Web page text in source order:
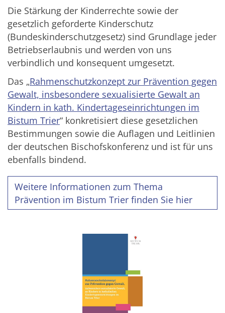
Die Stärkung der Kinderrechte sowie der
gesetzlich geforderte Kinderschutz
(Bundeskinderschutzgesetz) sind Grundlage jeder
Betriebserlaubnis und werden von uns
verbindlich und konsequent umgesetzt.
Das „Rahmenschutzkonzept zur Prävention gegen
Gewalt, insbesondere sexualisierte Gewalt an
Kindern in kath. Kindertageseinrichtungen im
Bistum Trier“ konkretisiert diese gesetzlichen
Bestimmungen sowie die Auflagen und Leitlinien
der deutschen Bischofskonferenz und ist für uns
ebenfalls bindend.
Weitere Informationen zum Thema
Prävention im Bistum Trier finden Sie hier